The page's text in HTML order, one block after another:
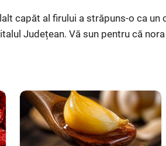
capăt al firului a străpuns-o ca un
Județean. Vă sun pentru că